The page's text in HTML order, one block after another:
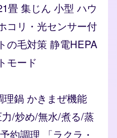
畳 集じん 小型 ハウ
コリ・光センサー付
の毛対策 静電HEPA
モード
鍋 かきまぜ機能
/炒め/無水/煮る/蒸
約調理 「ラクラ・